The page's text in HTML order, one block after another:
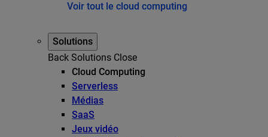
Voir tout le cloud computing
Solutions
Back Solutions Close
Cloud Computing
Serverless
Médias
SaaS
Jeux vidéo